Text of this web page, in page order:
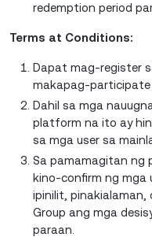
redemption period
Terms at Conditions:
Dapat mag-register
makapag-participate
Dahil sa mga
platform na ito ay
sa mga user sa
Sa pamamagitan ng
kino-confirm ng mga
ipinilit, pinakialaman,
Group ang mga
paraan.